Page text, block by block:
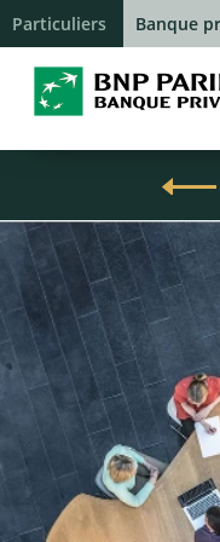
Particuliers Banque